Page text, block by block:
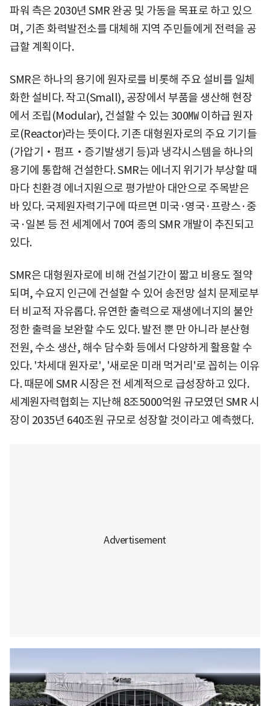
파워 측은 2030년 SMR 완공 및 가동을 목표로 하고 있으
며, 기존 화력발전소를 대체해 지역 주민들에게 전력을 공
급할 계획이다.
SMR은 하나의 용기에 원자로를 비롯해 주요 설비를 일체
화한 설비다. 작고(Small), 공장에서 부품을 생산해 현장
에서 조립(Modular), 건설할 수 있는 300㎿ 이하급 원자
로(Reactor)라는 뜻이다. 기존 대형원자로의 주요 기기들
(가압기‧펌프‧증기발생기 등)과 냉각시스템을 하나의
용기에 통합해 건설한다. SMR는 에너지 위기가 부상할 때
마다 친환경 에너지원으로 평가받아 대안으로 주목받은
바 있다. 국제원자력기구에 따르면 미국·영국·프랑스·중
국·일본 등 전 세계에서 70여 종의 SMR 개발이 추진되고
있다.
SMR은 대형원자로에 비해 건설기간이 짧고 비용도 절약
되며, 수요지 인근에 건설할 수 있어 송전망 설치 문제로부
터 비교적 자유롭다. 유연한 출력으로 재생에너지의 불안
정한 출력을 보완할 수도 있다. 발전 뿐 만 아니라 분산형
전원, 수소 생산, 해수 담수화 등에서 다양하게 활용할 수
있다. '차세대 원자로', '새로운 미래 먹거리'로 꼽히는 이유
다. 때문에 SMR 시장은 전 세계적으로 급성장하고 있다.
세계원자력협회는 지난해 8조5000억원 규모였던 SMR 시
장이 2035년 640조원 규모로 성장할 것이라고 예측했다.